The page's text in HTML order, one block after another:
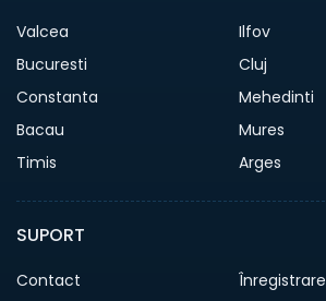
Valcea
Ilfov
Bucuresti
Cluj
Constanta
Mehedinti
Bacau
Mures
Timis
Arges
SUPORT
Contact
Înregistrare